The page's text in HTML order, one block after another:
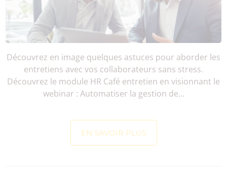
Découvrez en image quelques astuces pour aborder les
entretiens avec vos collaborateurs sans stress.
Découvrez le module HR Café entretien en visionnant le
webinar : Automatiser la gestion de...
EN SAVOIR PLUS